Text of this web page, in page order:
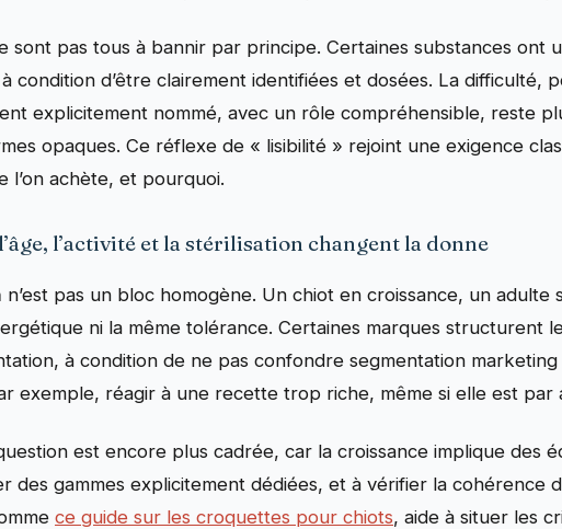
sont pas tous à bannir par principe. Certaines substances ont
condition d’être clairement identifiées et dosées. La
explicitement nommé, avec un rôle compréhensible, reste
opaques. Ce réflexe de « lisibilité » rejoint une exigence
l’on achète, et pourquoi.
l’activité et la stérilisation changent la donne
n’est pas un bloc homogène. Un chiot en croissance, un adulte
ni la même tolérance. Certaines marques structurent
à condition de ne pas confondre segmentation
exemple, réagir à une recette trop riche, même si elle est par
est encore plus cadrée, car la croissance implique des
des gammes explicitement dédiées, et à vérifier la cohérence
ce guide sur les croquettes pour chiots, aide à situer les